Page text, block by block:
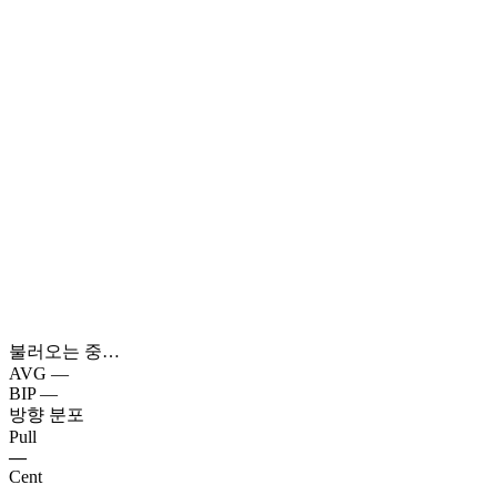
불러오는 중…
AVG —
BIP —
방향 분포
Pull
—
Cent